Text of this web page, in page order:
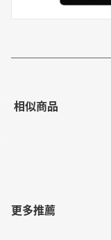
相似商品
更多推薦